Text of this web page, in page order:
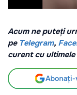
Acum ne puteți
pe Telegram,
curent cu ultimele
Abonați-